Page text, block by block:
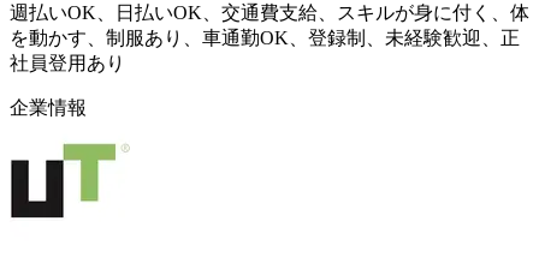
週払いOK、日払いOK、交通費支給、スキルが身に付く、体
を動かす、制服あり、車通勤OK、登録制、未経験歓迎、正
社員登用あり
企業情報